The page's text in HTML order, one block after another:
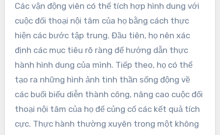
Các vận động viên có thể tích hợp hình dung với
cuộc đối thoại nội tâm của họ bằng cách thực
hiện các bước tập trung. Đầu tiên, họ nên xác
định các mục tiêu rõ ràng để hướng dẫn thực
hành hình dung của mình. Tiếp theo, họ có thể
tạo ra những hình ảnh tinh thần sống động về
các buổi biểu diễn thành công, nâng cao cuộc đối
thoại nội tâm của họ để củng cố các kết quả tích
cực. Thực hành thường xuyên trong một không